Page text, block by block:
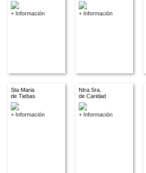
+ Información + Información
Sta Maria
de Tiebas
+ Información
Ntra Sra.
de Caridad
+ Información